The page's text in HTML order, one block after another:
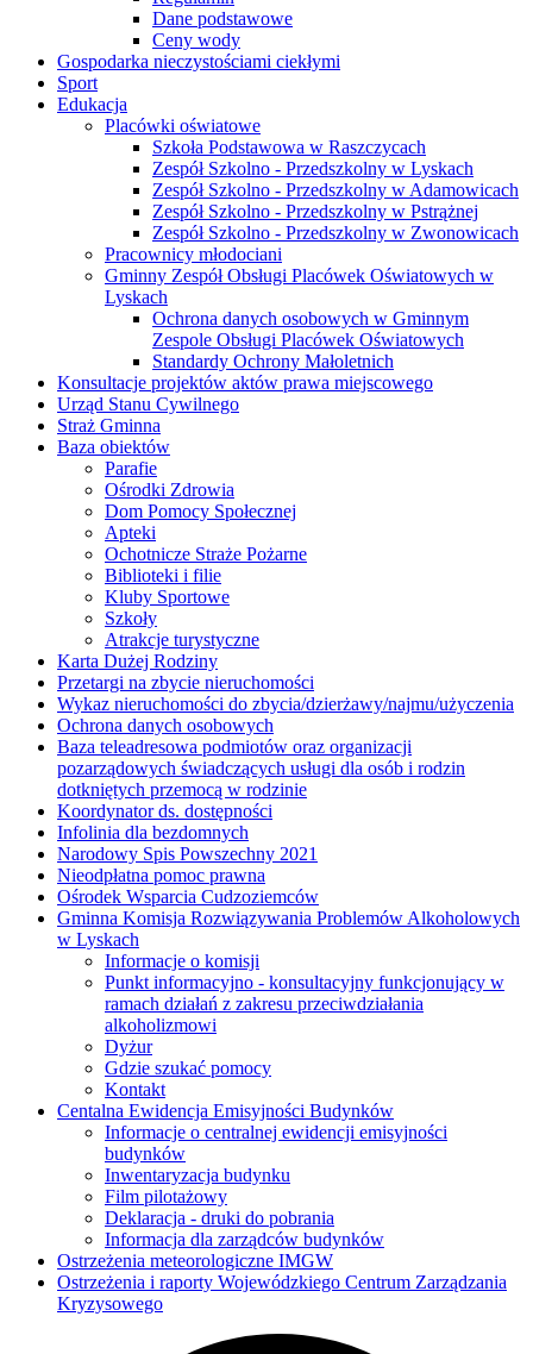
Dane podstawowe
Ceny wody
Gospodarka nieczystościami ciekłymi
Sport
Edukacja
Placówki oświatowe
Szkoła Podstawowa w Raszczycach
Zespół Szkolno - Przedszkolny w Lyskach
Zespół Szkolno - Przedszkolny w Adamowicach
Zespół Szkolno - Przedszkolny w Pstrążnej
Zespół Szkolno - Przedszkolny w Zwonowicach
Pracownicy młodociani
Gminny Zespół Obsługi Placówek Oświatowych w
Lyskach
Ochrona danych osobowych w Gminnym
Zespole Obsługi Placówek Oświatowych
Standardy Ochrony Małoletnich
Konsultacje projektów aktów prawa miejscowego
Urząd Stanu Cywilnego
Straż Gminna
Baza obiektów
Parafie
Ośrodki Zdrowia
Dom Pomocy Społecznej
Apteki
Ochotnicze Straże Pożarne
Biblioteki i filie
Kluby Sportowe
Szkoły
Atrakcje turystyczne
Karta Dużej Rodziny
Przetargi na zbycie nieruchomości
Wykaz nieruchomości do zbycia/dzierżawy/najmu/użyczenia
Ochrona danych osobowych
Baza teleadresowa podmiotów oraz organizacji
pozarządowych świadczących usługi dla osób i rodzin
dotkniętych przemocą w rodzinie
Koordynator ds. dostępności
Infolinia dla bezdomnych
Narodowy Spis Powszechny 2021
Nieodpłatna pomoc prawna
Ośrodek Wsparcia Cudzoziemców
Gminna Komisja Rozwiązywania Problemów Alkoholowych
w Lyskach
Informacje o komisji
Punkt informacyjno - konsultacyjny funkcjonujący w
ramach działań z zakresu przeciwdziałania
alkoholizmowi
Dyżur
Gdzie szukać pomocy
Kontakt
Centalna Ewidencja Emisyjności Budynków
Informacje o centralnej ewidencji emisyjności
budynków
Inwentaryzacja budynku
Film pilotażowy
Deklaracja - druki do pobrania
Informacja dla zarządców budynków
Ostrzeżenia meteorologiczne IMGW
Ostrzeżenia i raporty Wojewódzkiego Centrum Zarządzania
Kryzysowego